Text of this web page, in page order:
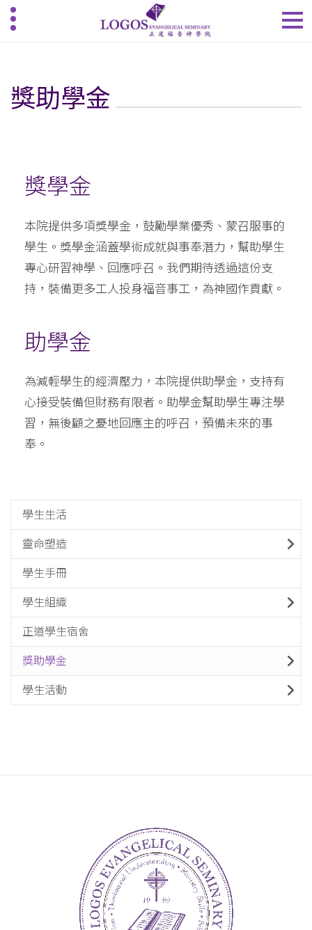
獎助學金
獎學金
本院提供多項獎學金，鼓勵學業優秀、蒙召服事的
學生。獎學金涵蓋學術成就與事奉潛力，幫助學生
專心研習神學、回應呼召。我們期待透過這份支
持，裝備更多工人投身福音事工，為神國作貢獻。
助學金
為減輕學生的經濟壓力，本院提供助學金，支持有
心接受裝備但財務有限者。助學金幫助學生專注學
習，無後顧之憂地回應主的呼召，預備未來的事
奉。
學生生活
靈命塑造
學生手冊
學生組織
正道學生宿舍
獎助學金
學生活動